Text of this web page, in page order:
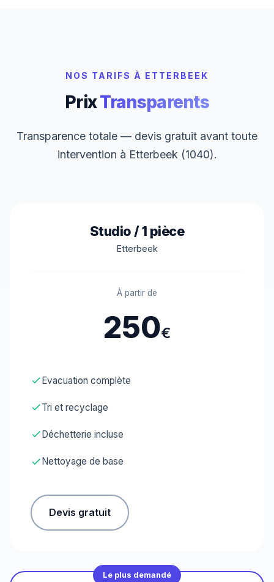
NOS TARIFS À ETTERBEEK
PrixTransparents
Transparence totale — devis gratuit avant toute
intervention à Etterbeek (1040).
Studio / 1 pièce
Etterbeek
À partir de
250€
Evacuation complète
Tri et recyclage
Déchetterie incluse
Nettoyage de base
Devis gratuit
Le plus demandé